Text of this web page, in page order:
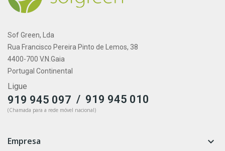
Sof Green, Lda
Rua Francisco Pereira Pinto de Lemos, 38
4400-700 V.N.Gaia
Portugal Continental
Ligue
919 945 097 / 919 945 010
(Chamada para a rede móvel nacional)
Empresa 